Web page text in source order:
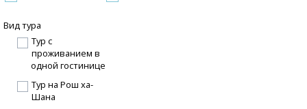
Вид тура
Тур с
проживанием в
одной гостинице
Тур на Рош ха-
Шана